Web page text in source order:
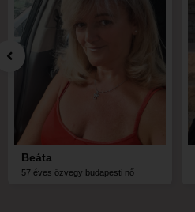
Beáta
57 éves özvegy budapesti nő